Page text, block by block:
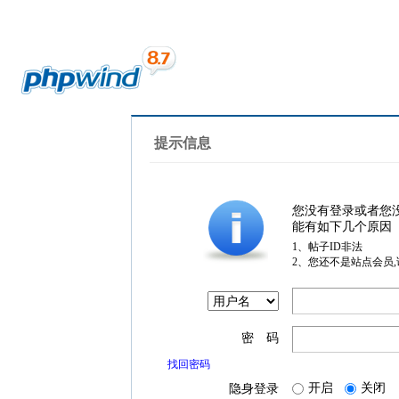
提示信息
您没有登录或者您
能有如下几个原因
1、帖子ID非法
2、您还不是站点会员
密 码
找回密码
隐身登录 开启 关闭